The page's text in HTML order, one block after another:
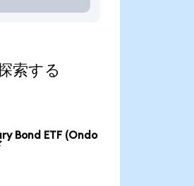
する
Bond ETF (Ondo